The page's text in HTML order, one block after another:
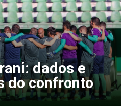
x Guarani: dados e informações do
dados e
do confronto